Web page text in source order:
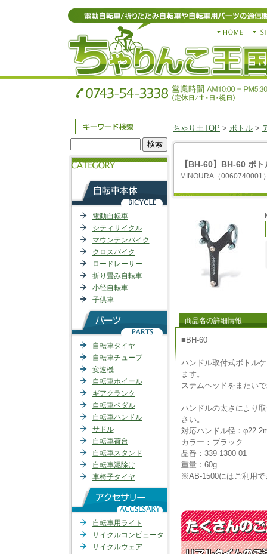
電動自転車
シティサイクル
マウンテンバイク
クロスバイク
ロードレーサー
折り畳み自転車
小径自転車
子供車
自転車タイヤ
自転車チューブ
変速機
自転車ホイール
ギアクランク
自転車ペダル
自転車ハンドル
サドル
自転車荷台
自転車スタンド
自転車泥除け
車椅子タイヤ
自転車用ライト
サイクルコンピュータ
サイクルウェア
ちゃり王TOP > ボトル >
【BH-60】BH-60 ボ
MINOURA（0060740001
商品名の詳細情報
■BH-60
ハンドル取付式ボトル
ます。
ステムヘッドをまたい
ハンドルの太さにより
さい。
対応ハンドル径：
カラー：ブラック
品番：339-1300-01
重量：60g
※AB-1500にはご利用で